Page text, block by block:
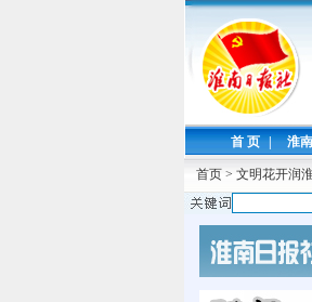
首 页 | 淮
首页 > 文明花开润